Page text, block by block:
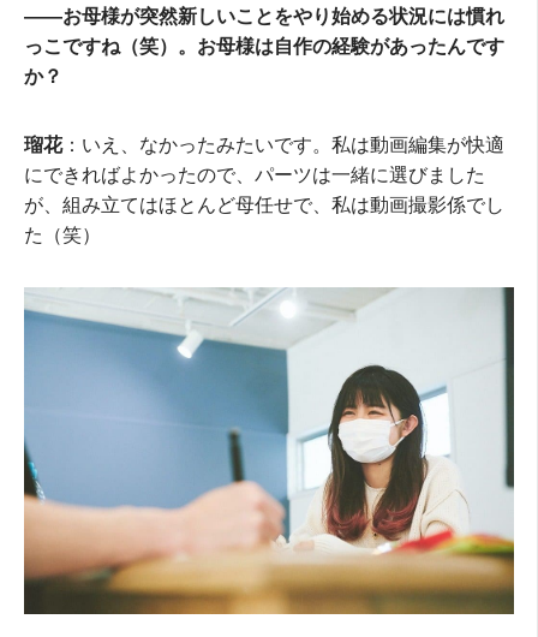
――お母様が突然新しいことをやり始める状況には慣れ
っこですね（笑）。お母様は自作の経験があったんです
か？
瑠花：いえ、なかったみたいです。私は動画編集が快適
にできればよかったので、パーツは一緒に選びました
が、組み立てはほとんど母任せで、私は動画撮影係でし
た（笑）